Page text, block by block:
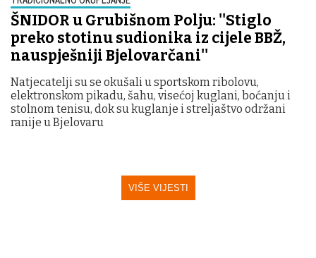
ŠNIDOR u Grubišnom Polju: ''Stiglo
preko stotinu sudionika iz cijele BBŽ,
nauspješniji Bjelovarčani''
Natjecatelji su se okušali u sportskom ribolovu,
elektronskom pikadu, šahu, visećoj kuglani, boćanju i
stolnom tenisu, dok su kuglanje i streljaštvo održani
ranije u Bjelovaru
VIŠE VIJESTI